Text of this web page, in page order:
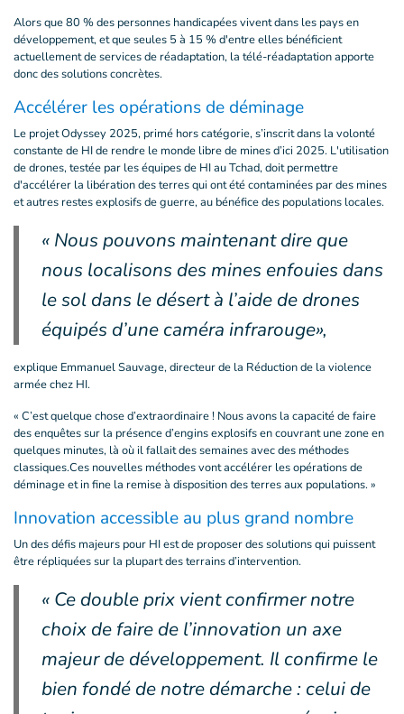
Alors que 80 % des personnes handicapées vivent dans les pays en
développement, et que seules 5 à 15 % d'entre elles bénéficient
actuellement de services de réadaptation, la télé-réadaptation apporte
donc des solutions concrètes.
Accélérer les opérations de déminage
Le projet Odyssey 2025, primé hors catégorie, s’inscrit dans la volonté
constante de HI de rendre le monde libre de mines d’ici 2025. L'utilisation
de drones, testée par les équipes de HI au Tchad, doit permettre
d'accélérer la libération des terres qui ont été contaminées par des mines
et autres restes explosifs de guerre, au bénéfice des populations locales.
« Nous pouvons maintenant dire que
nous localisons des mines enfouies dans
le sol dans le désert à l’aide de drones
équipés d’une caméra infrarouge»,
explique Emmanuel Sauvage, directeur de la Réduction de la violence
armée chez HI.
« C’est quelque chose d’extraordinaire ! Nous avons la capacité de faire
des enquêtes sur la présence d’engins explosifs en couvrant une zone en
quelques minutes, là où il fallait des semaines avec des méthodes
classiques.Ces nouvelles méthodes vont accélérer les opérations de
déminage et in fine la remise à disposition des terres aux populations. »
Innovation accessible au plus grand nombre
Un des défis majeurs pour HI est de proposer des solutions qui puissent
être répliquées sur la plupart des terrains d’intervention.
« Ce double prix vient confirmer notre
choix de faire de l’innovation un axe
majeur de développement. Il confirme le
bien fondé de notre démarche : celui de